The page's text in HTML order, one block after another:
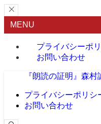
MENU
プライバシーポ
お問い合わせ
『朗読の証明』森
プライバシーポリシ
お問い合わせ